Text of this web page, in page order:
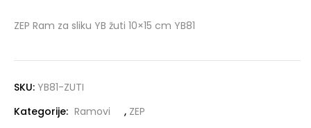
ZEP Ram za sliku YB žuti 10×15 cm YB81
SKU: YB81-ZUTI
Kategorije: Ramovi , ZEP